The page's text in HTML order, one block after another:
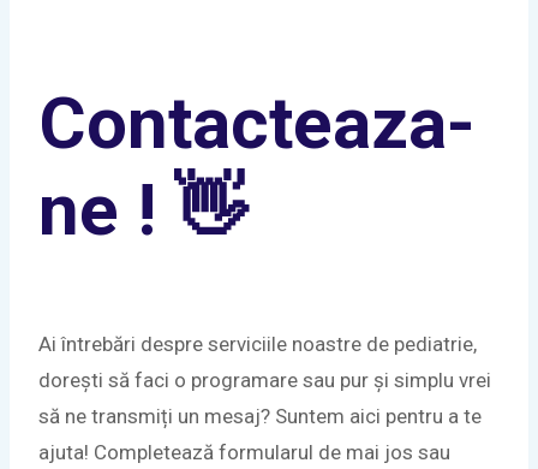
Contacteaza-
ne ! 👋
Ai întrebări despre serviciile noastre de pediatrie,
dorești să faci o programare sau pur și simplu vrei
să ne transmiți un mesaj? Suntem aici pentru a te
ajuta! Completează formularul de mai jos sau